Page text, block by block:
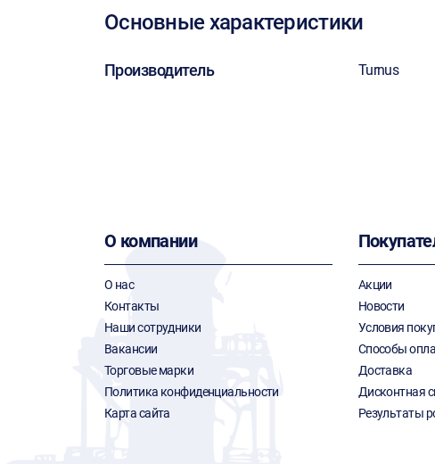
Основные характеристики
Производитель Turnus
О компании
О нас
Контакты
Наши сотрудники
Вакансии
Торговые марки
Политика конфиденциальности
Карта сайта
Акции
Новости
Условия
Способы
Доставка
Дисконтная
Результаты